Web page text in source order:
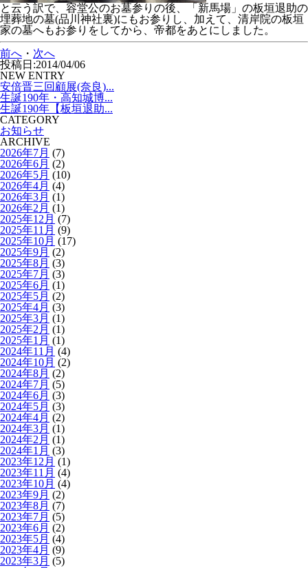
と云う訳で、容堂公のお墓参りの後、「新馬場」の板垣退助の
埋葬地の墓(品川神社裏)にもお参りし、加えて、清岸院の板垣
家の墓へもお参りをしてから、帝都をあとにしました。
前へ ・ 次へ
投稿日:2014/04/06
NEW ENTRY
安倍晋三回顧展(奈良)...
生誕190年・高知城博...
生誕190年【板垣退助...
CATEGORY
お知らせ
ARCHIVE
2026年7月 (7)
2026年6月 (2)
2026年5月 (10)
2026年4月 (4)
2026年3月 (1)
2026年2月 (1)
2025年12月 (7)
2025年11月 (9)
2025年10月 (17)
2025年9月 (2)
2025年8月 (3)
2025年7月 (3)
2025年6月 (1)
2025年5月 (2)
2025年4月 (3)
2025年3月 (1)
2025年2月 (1)
2025年1月 (1)
2024年11月 (4)
2024年10月 (2)
2024年8月 (2)
2024年7月 (5)
2024年6月 (3)
2024年5月 (3)
2024年4月 (2)
2024年3月 (1)
2024年2月 (1)
2024年1月 (3)
2023年12月 (1)
2023年11月 (4)
2023年10月 (4)
2023年9月 (2)
2023年8月 (7)
2023年7月 (5)
2023年6月 (2)
2023年5月 (4)
2023年4月 (9)
2023年3月 (5)